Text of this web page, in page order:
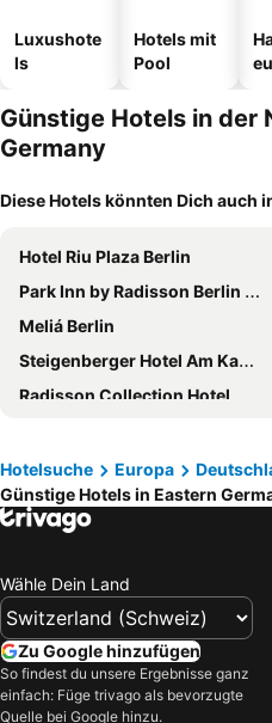
Luxushote
ls
Hotels mit
Pool
Günstige Hotels in der
Germany
Diese Hotels könnten Dich auch
Hotel Riu Plaza Berlin
Park Inn by Radisson Berlin Alexanderplatz
Meliá Berlin
Steigenberger Hotel Am Kanzleramt
Radisson Collection Hotel, Berlin
NH Collection Berlin Mitte Friedrichstrasse
Hotel Adlon Kempinski Berlin
IntercityHotel Berlin Hauptbahnhof
INNSiDE by Meliá Dresden
Hilton Berlin
INNSiDE by Meliá Berlin Mitte
Novotel Berlin Mitte
Hotelsuche Europa
Günstige Hotels in Eastern
Wähle Dein Land
Zu Google hinzufügen
So findest du unsere Ergebnisse ganz
einfach: Füge trivago als bevorzugte
Quelle bei Google hinzu.